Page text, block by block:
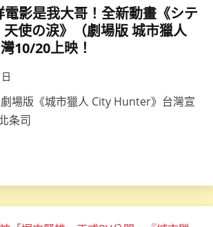
電影是我大哥！全新動畫《シテ
天使の涙》（劇場版 城市獵人
10/20上映！
場版《城市獵人 City Hunter》台灣宣
条司